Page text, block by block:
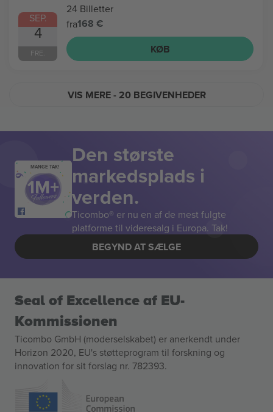
SEP.
4
FRE.
24 Billetter
fra168 €
KØB
VIS MERE- 20 BEGIVENHEDER
MANGE TAK! Den største
markedsplads i
verden.
Ticombo® er nu en af de mest fulgte
platforme til videresalg i Europa. Tak!
BEGYND AT SÆLGE
Seal of Excellence af EU-
Kommissionen
Ticombo GmbH (moderselskabet) er anerkendt under
Horizon 2020, EU's støtteprogram til forskning og
innovation for sit forslag nr. 782393.